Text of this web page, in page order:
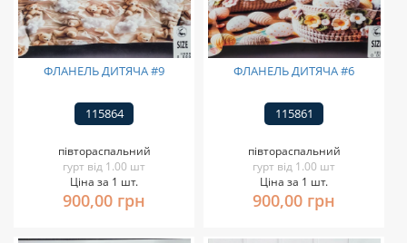
ФЛАНЕЛЬ ДИТЯЧА #9
115864
півтораспальний
гурт від 1.00 шт
Ціна за 1 шт.
900,00 грн
ФЛАНЕЛЬ ДИТЯЧА #6
115861
півтораспальний
гурт від 1.00 шт
Ціна за 1 шт.
900,00 грн